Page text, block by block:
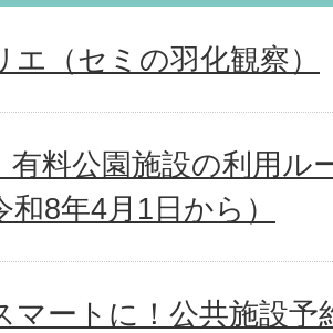
エ（セミの羽化観察）
有料公園施設の利用
和8年4月1日から）
マートに！公共施設予